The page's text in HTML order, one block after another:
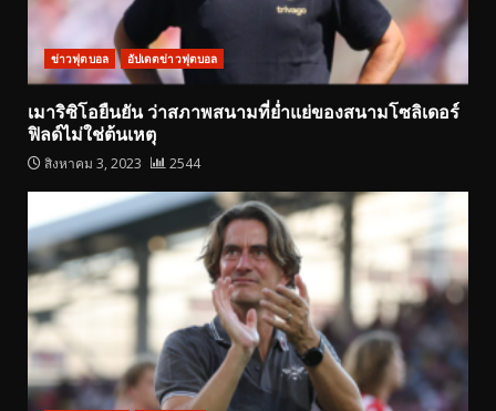
ข่าวฟุตบอล อัปเดตข่าวฟุตบอล
เมาริซิโอยืนยัน ว่าสภาพสนามที่ย่ำแย่ของสนามโซลิเดอร์
ฟิลด์ไม่ใช่ต้นเหตุ
สิงหาคม 3, 2023 2544